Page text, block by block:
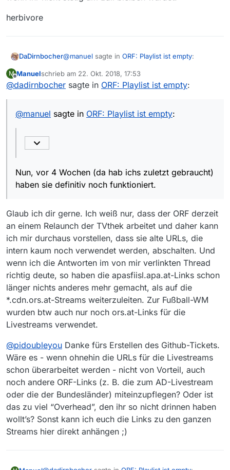
herbivore
DaDirnbocher@manuel sagte in ORF: Playlist ist empty:
Die Links werden offiziell vom ORF schon
gebraucht) haben sie definitiv noch funktioniert.
m3u8 aus, das dann auch nicht geht - warum
auch immer. Die anderen liefern überhaupt
404er Fehler)
Aber trotzdem danke, für den Hinwes auf den
alten Thread, weil mir der die passenden
Suchbegriffe geliefert hat, mit dem ich das
In dem Blogpostgibts in den Kommentaren (Toni
M
Offline
Manuelschrieb am 22. Okt. 2018, 17:53
zuletzt editiert von
@dadirnbocher sagte in ORF: Playlist ist empty:
@manuel sagte in ORF: Playlist ist empty:
Nun, vor 4 Wochen (da hab ichs zuletzt gebraucht)
haben sie definitiv noch funktioniert.
Glaub ich dir gerne. Ich weiß nur, dass der ORF derzeit
an einem Relaunch der TVthek arbeitet und daher kann
ich mir durchaus vorstellen, dass sie alte URLs, die
intern kaum noch verwendet werden, abschalten. Und
wenn ich die Antworten im von mir verlinkten Thread
richtig deute, so haben die apasfiisl.apa.at-Links schon
länger nichts anderes mehr gemacht, als auf die
*.cdn.ors.at-Streams weiterzuleiten. Zur Fußball-WM
wurden btw auch nur noch ors.at-Links für die
Livestreams verwendet.
@pidoubleyou Danke fürs Erstellen des Github-Tickets.
Wäre es - wenn ohnehin die URLs für die Livestreams
schon überarbeitet werden - nicht von Vorteil, auch
noch andere ORF-Links (z. B. die zum AD-Livestream
oder die der Bundesländer) miteinzupflegen? Oder ist
das zu viel “Overhead”, den ihr so nicht drinnen haben
wollt’s? Sonst kann ich euch die Links zu den ganzen
Streams hier direkt anhängen ;)